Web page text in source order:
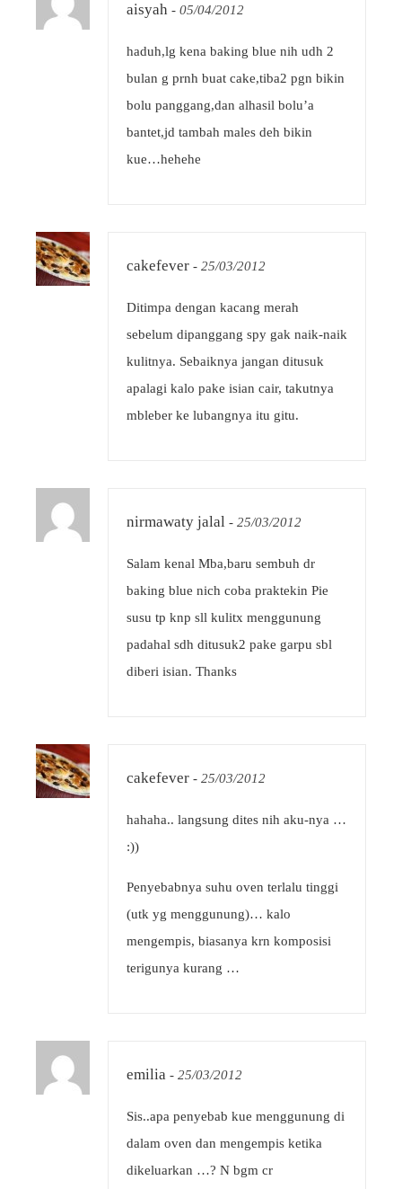
aisyah - 05/04/2012
haduh,lg kena baking blue nih udh 2
bulan g prnh buat cake,tiba2 pgn bikin
bolu panggang,dan alhasil bolu’a
bantet,jd tambah males deh bikin
kue…hehehe
cakefever - 25/03/2012
Ditimpa dengan kacang merah
sebelum dipanggang spy gak naik-naik
kulitnya. Sebaiknya jangan ditusuk
apalagi kalo pake isian cair, takutnya
mbleber ke lubangnya itu gitu.
nirmawaty jalal - 25/03/2012
Salam kenal Mba,baru sembuh dr
baking blue nich coba praktekin Pie
susu tp knp sll kulitx menggunung
padahal sdh ditusuk2 pake garpu sbl
diberi isian. Thanks
cakefever - 25/03/2012
hahaha.. langsung dites nih aku-nya …
:))
Penyebabnya suhu oven terlalu tinggi
(utk yg menggunung)… kalo
mengempis, biasanya krn komposisi
terigunya kurang …
emilia - 25/03/2012
Sis..apa penyebab kue menggunung di
dalam oven dan mengempis ketika
dikeluarkan …? N bgm cr